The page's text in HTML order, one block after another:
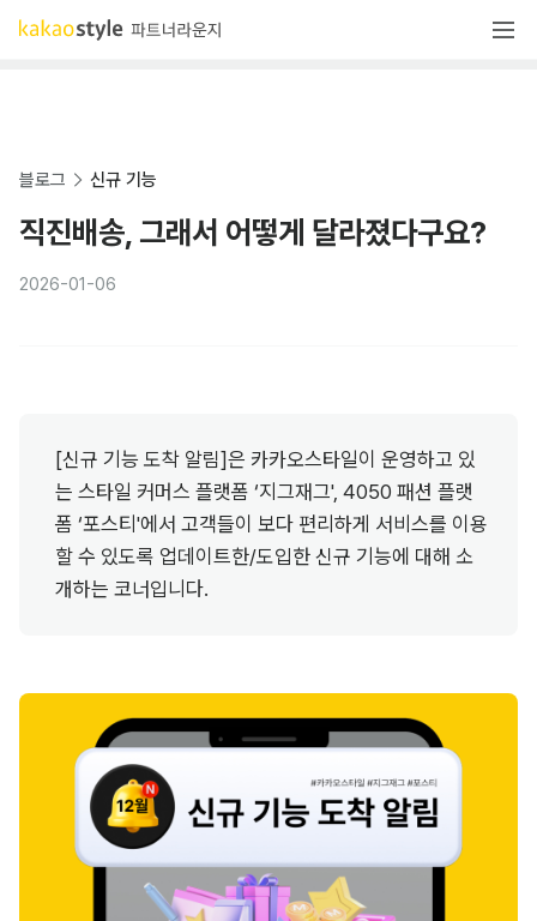
블로그 신규 기능
직진배송, 그래서 어떻게 달라졌다구요?
2026-01-06
[신규 기능 도착 알림]은 카카오스타일이 운영하고 있
는 스타일 커머스 플랫폼 ‘지그재그', 4050 패션 플랫
폼 ‘포스티'에서 고객들이 보다 편리하게 서비스를 이용
할 수 있도록 업데이트한/도입한 신규 기능에 대해 소
개하는 코너입니다.